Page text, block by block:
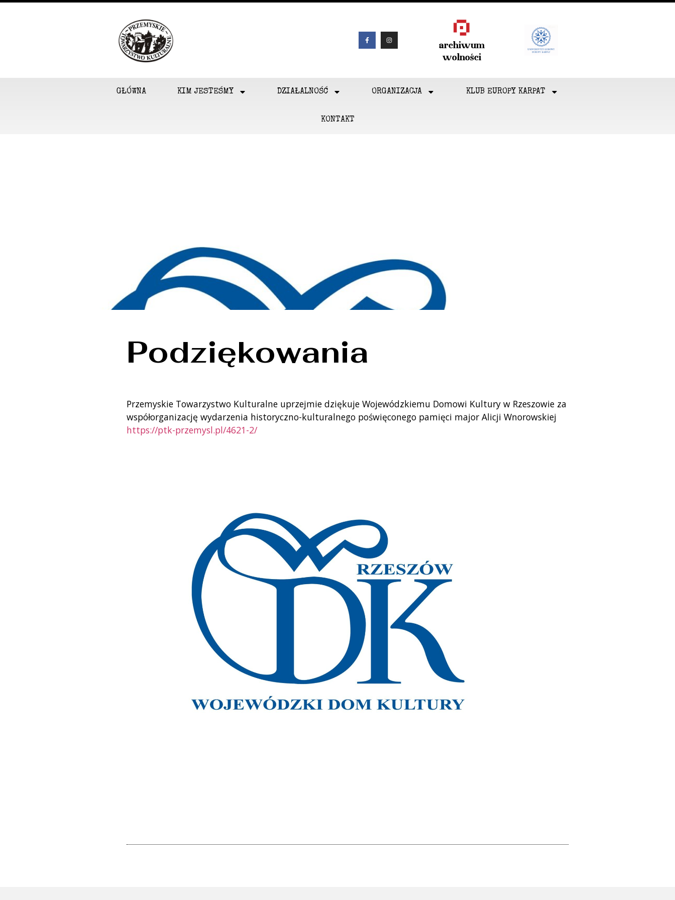
archiwum
wolności
GŁÓWNA KIM JESTEŚMY DZIAŁALNOŚĆ ORGANIZACJA KLUB EUROPY KARPAT
KONTAKT
Podziękowania
Przemyskie Towarzystwo Kulturalne uprzejmie dziękuje Wojewódzkiemu Domowi Kultury w Rzeszowie za
współorganizację wydarzenia historyczno-kulturalnego poświęconego pamięci major Alicji Wnorowskiej
https://ptk-przemysl.pl/4621-2/